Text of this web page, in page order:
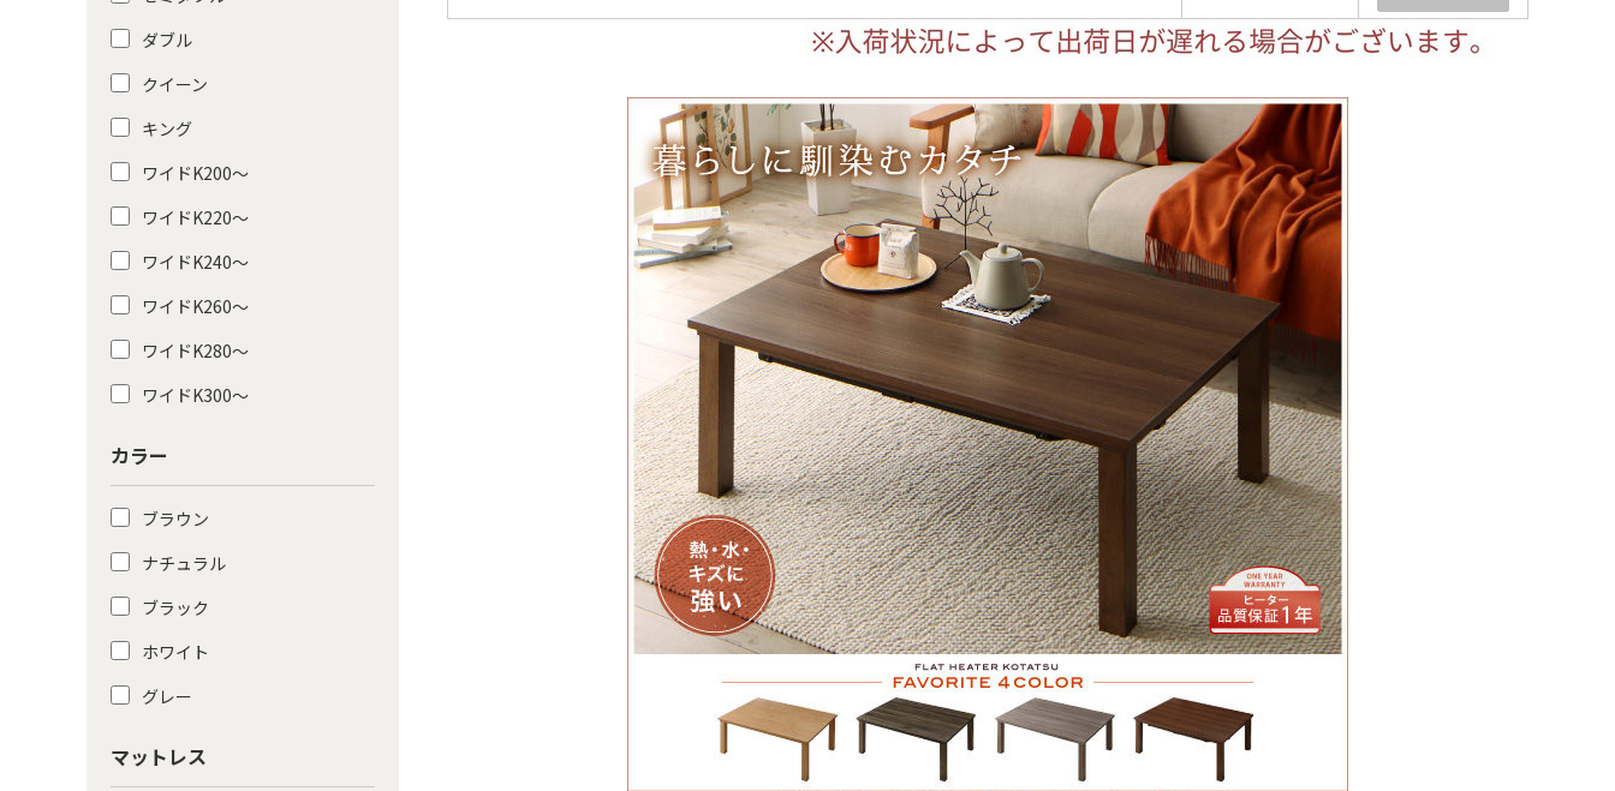
ダブル
クイーン
キング
ワイドK200〜
ワイドK220〜
ワイドK240〜
ワイドK260〜
ワイドK280〜
ワイドK300〜
カラー
ブラウン
ナチュラル
ブラック
ホワイト
グレー
マットレス